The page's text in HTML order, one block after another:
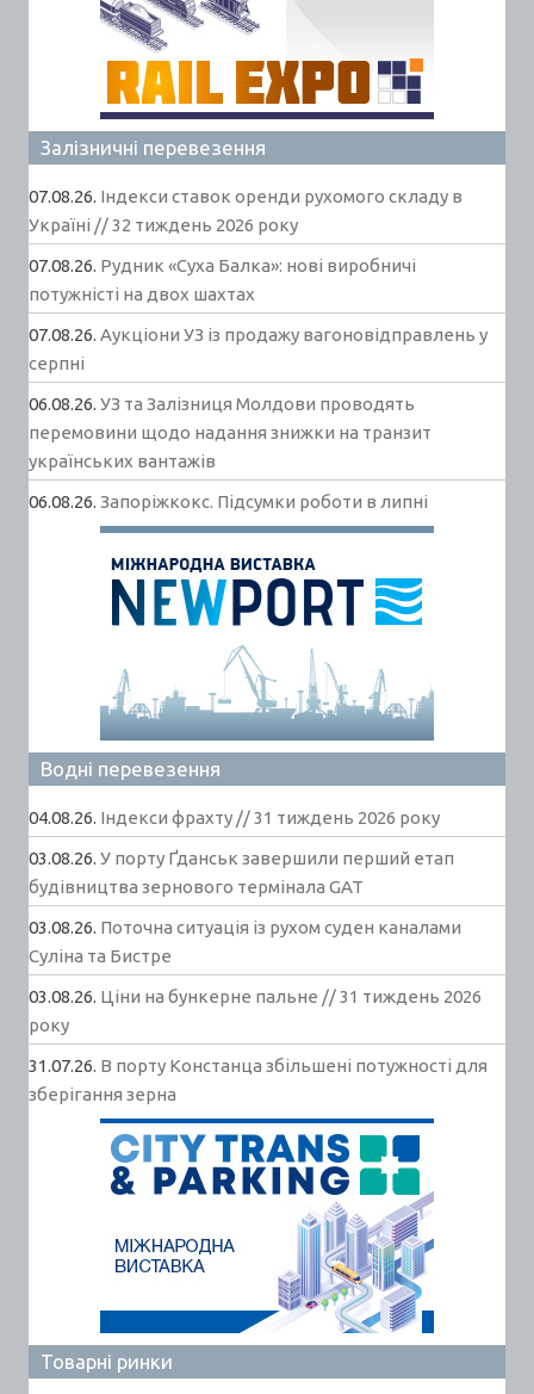
Залізничні перевезення
07.08.26. Індекси ставок оренди рухомого складу в
Україні // 32 тиждень 2026 року
07.08.26. Рудник «Суха Балка»: нові виробничі
потужністі на двох шахтах
07.08.26. Аукціони УЗ із продажу вагоновідправлень у
серпні
06.08.26. УЗ та Залізниця Молдови проводять
перемовини щодо надання знижки на транзит
українських вантажів
06.08.26. Запоріжкокс. Підсумки роботи в липні
Водні перевезення
04.08.26. Індекси фрахту // 31 тиждень 2026 року
03.08.26. У порту Ґданськ завершили перший етап
будівництва зернового термінала GAT
03.08.26. Поточна ситуація із рухом суден каналами
Суліна та Бистре
03.08.26. Ціни на бункерне пальне // 31 тиждень 2026
року
31.07.26. В порту Констанца збільшені потужності для
зберігання зерна
Товарні ринки